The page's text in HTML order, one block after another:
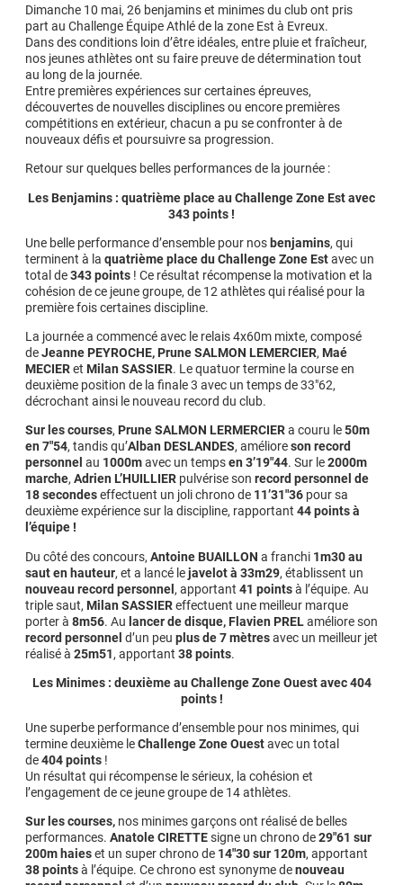
(Twitter)
Dimanche 10 mai, 26 benjamins et minimes du club ont pris
part au Challenge Équipe Athlé de la zone Est à Evreux.
Dans des conditions loin d’être idéales, entre pluie et fraîcheur,
nos jeunes athlètes ont su faire preuve de détermination tout
au long de la journée.
Entre premières expériences sur certaines épreuves,
découvertes de nouvelles disciplines ou encore premières
compétitions en extérieur, chacun a pu se confronter à de
nouveaux défis et poursuivre sa progression.
Retour sur quelques belles performances de la journée :
Les Benjamins : quatrième place au Challenge Zone Est avec
343 points !
Une belle performance d’ensemble pour nos benjamins, qui
terminent à la quatrième place du Challenge Zone Estavec un
total de343 points ! Ce résultat récompense la motivation et la
cohésion de ce jeune groupe, de 12 athlètes qui réalisé pour la
première fois certaines discipline.
La journée a commencé avec le relais 4x60m mixte, composé
deJeanne PEYROCHE, Prune SALMON LEMERCIER, Maé
MECIERet Milan SASSIER. Le quatuor termine la course en
deuxième position de la finale 3 avec un temps de 33″62,
décrochant ainsi le nouveau record du club.
Sur les courses, Prune SALMON LERMERCIERa couru le50m
en 7″54, tandis qu’Alban DESLANDES, amélioreson record
personnel au 1000mavec un tempsen 3’19″44. Sur le2000m
marche, Adrien L’HUILLIER pulvérise son record personnel de
18 secondeseffectuent un joli chrono de 11’31″36 pour sa
deuxième expérience sur la discipline, rapportant 44 points à
l’équipe !
Du côté des concours, Antoine BUAILLON a franchi 1m30 au
saut en hauteur, et a lancé lejavelot à 33m29, établissent un
nouveau record personnel, apportant 41 pointsà l’équipe. Au
triple saut, Milan SASSIEReffectuent une meilleur marque
porter à 8m56. Au lancer de disque, Flavien PRELaméliore son
record personnel d’un peu plus de 7 mètresavec un meilleur jet
réalisé à 25m51, apportant 38 points.
Les Minimes : deuxième au Challenge Zone Ouest avec 404
points !
Une superbe performance d’ensemble pour nos minimes, qui
termine deuxième leChallenge Zone Ouestavec un total
de404 points !
Un résultat qui récompense le sérieux, la cohésion et
l’engagement de ce jeune groupe de 14 athlètes.
Sur les courses, nos minimes garçons ont réalisé de belles
performances. Anatole CIRETTEsigne un chrono de29″61 sur
200m haieset un super chrono de 14″30 sur 120m, apportant
38 pointsà l’équipe. Ce chrono est synonyme denouveau